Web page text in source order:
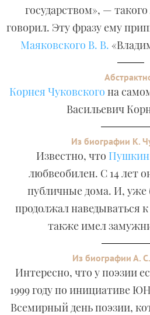
государством», —
говорил. Эту фразу ему
Маяковского В. В.
Корнея Чуковского на
Васильевич
Из биографии К.
Известно, что
любвеобилен. С 14 лет
публичные дома. И,
продолжал наведываться
также имел
Из биографии А.
Интересно, что у поэзии
1999 году по инициативе
Всемирный день поэзии,